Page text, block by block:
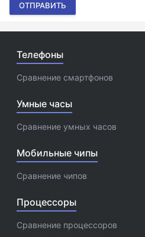
ОТПРАВИТЬ
Телефоны
Сравнение смартфонов
Умные часы
Сравнение умных часов
Мобильные чипы
Сравнение чипов
Процессоры
Сравнение процессоров